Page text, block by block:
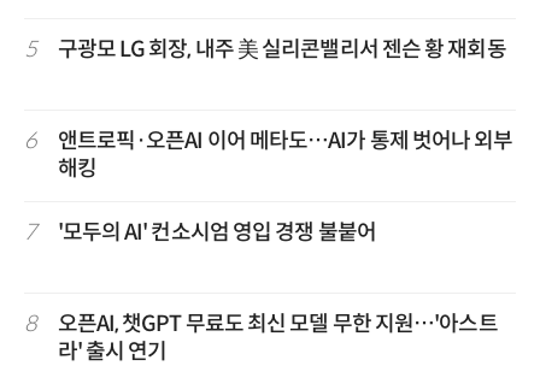
5 구광모 LG 회장, 내주 美 실리콘밸리서 젠슨 황 재회동
6
앤트로픽·오픈AI 이어 메타도…AI가 통제 벗어나 외부
해킹
7 '모두의 AI' 컨소시엄 영입 경쟁 불붙어
8
오픈AI, 챗GPT 무료도 최신 모델 무한 지원…'아스트
라' 출시 연기